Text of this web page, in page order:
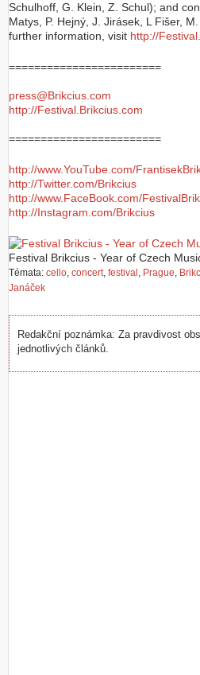
Schulhoff, G. Klein, Z. Schul); and
Matys, P. Hejný, J. Jirásek, L Fišer,
further information, visit http://
========================
press@Brikcius.com
http://Festival.Brikcius.com
========================
http://www.YouTube.com/
http://Twitter.com/Brikcius
http://www.FaceBook.com/
http://Instagram.com/Brikcius
Festival Brikcius - Year of Czech
Témata: cello, concert, festival , Prague,
Janáček
Redakční poznámka: Za pravdivost
jednotlivých článků.